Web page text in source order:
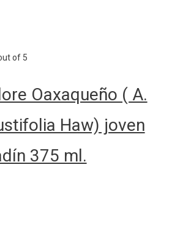
of 5
Oaxaqueño ( A.
Haw) joven
375 ml.